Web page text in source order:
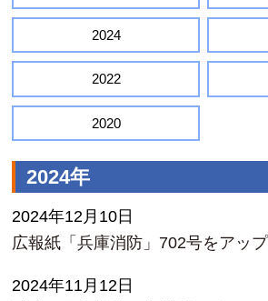
2024
2022
2020
2024年
2024年12月10日
広報紙「兵庫消防」702号をアッ
2024年11月12日